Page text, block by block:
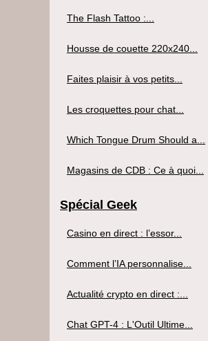
The Flash Tattoo :...
Housse de couette 220x240...
Faites plaisir à vos petits...
Les croquettes pour chat...
Which Tongue Drum Should a...
Magasins de CDB : Ce à quoi...
Spécial Geek
Casino en direct : l’essor...
Comment l’IA personnalise...
Actualité crypto en direct :...
Chat GPT-4 : L'Outil Ultime...